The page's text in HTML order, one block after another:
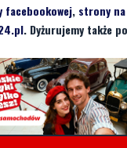
w naszym
się jakimś
Można